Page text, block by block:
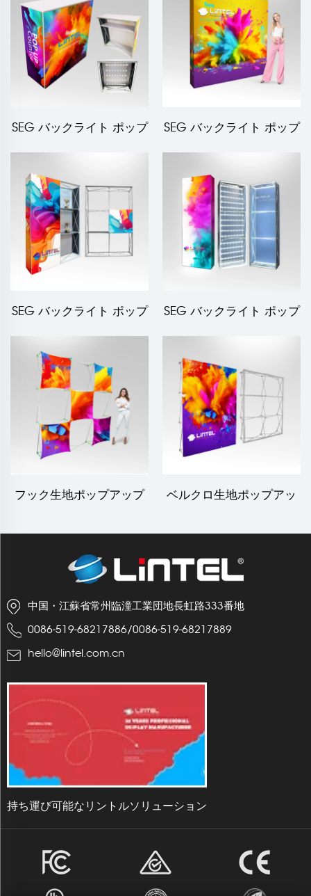
SEG バックライト ポップ
アップカウンター LT-
SEG バックライト ポップ
アップディスプレイ LT-
SEG バックライト ポップ
アップディスプレイ LT-
SEG バックライト ポップ
アップディスプレイ LT-
フック生地ポップアップ
ベルクロ生地ポップアッ
中国・江蘇省常州臨潼工業団地長虹路333番地
0086-519-68217886/0086-519-68217889
hello@lintel.com.cn
持ち運び可能なリントルソリューション